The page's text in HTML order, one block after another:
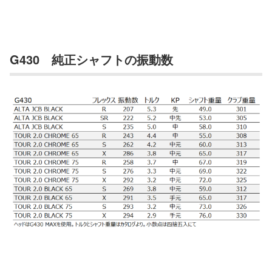
G430 純正シャフトの振動数